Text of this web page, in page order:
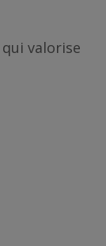
valorise